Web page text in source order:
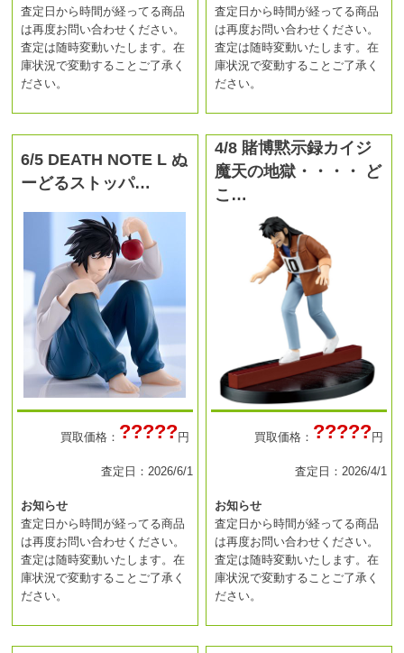
査定日から時間が経ってる商品
は再度お問い合わせください。
査定は随時変動いたします。在
庫状況で変動することご了承く
ださい。
査定日から時間が経ってる商品
は再度お問い合わせください。
査定は随時変動いたします。在
庫状況で変動することご了承く
ださい。
6/5 DEATH NOTE L ぬ
ーどるストッパ…
買取価格： ?????円
査定日：2026/6/1
お知らせ
査定日から時間が経ってる商品
は再度お問い合わせください。
査定は随時変動いたします。在
庫状況で変動することご了承く
ださい。
4/8 賭博黙示録カイジ
魔天の地獄・・・・ ど
こ…
買取価格： ?????円
査定日：2026/4/1
お知らせ
査定日から時間が経ってる商品
は再度お問い合わせください。
査定は随時変動いたします。在
庫状況で変動することご了承く
ださい。